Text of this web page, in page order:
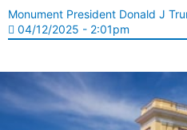
Monument President Donald J
04/12/2025 - 2:01pm